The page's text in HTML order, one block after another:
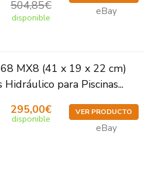
504,85€
disponible
eBay
MX8 (41 x 19 x 22 cm)
para Piscinas...
295,00€
disponible
VER PRODUCTO
eBay